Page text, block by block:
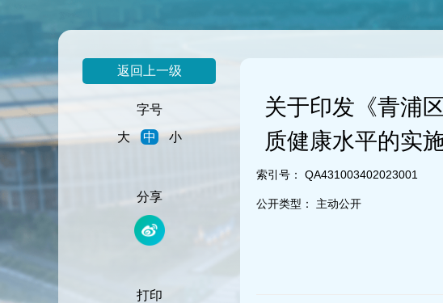
到
主
要
内
返回上一级
字号
大
中 小
分享
打印
关于印发《青浦
质健康水平的实
索引号： QA431003402023001
公开类型： 主动公开